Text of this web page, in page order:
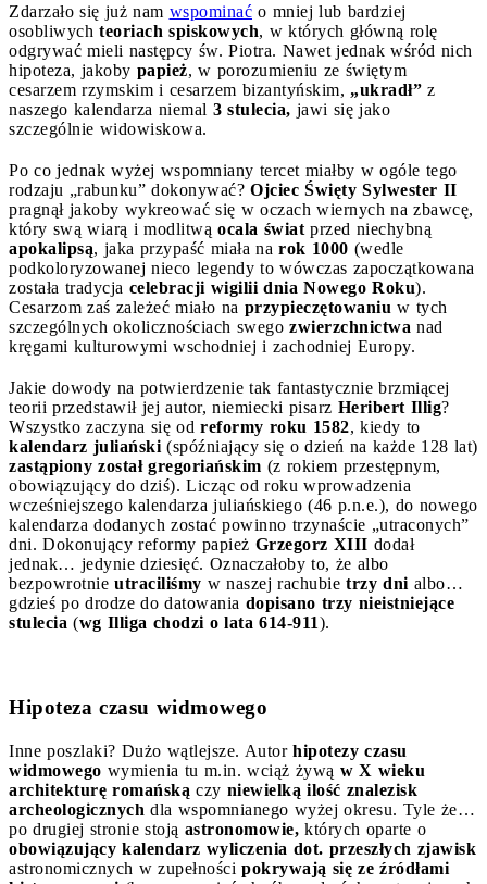
Zdarzało się już nam wspominać o mniej lub bardziej
osobliwych teoriach spiskowych, w których główną rolę
odgrywać mieli następcy św. Piotra. Nawet jednak wśród nich
hipoteza, jakoby papież, w porozumieniu ze świętym
cesarzem rzymskim i cesarzem bizantyńskim, „ukradł” z
naszego kalendarza niemal 3 stulecia, jawi się jako
szczególnie widowiskowa.
Po co jednak wyżej wspomniany tercet miałby w ogóle tego
rodzaju „rabunku” dokonywać? Ojciec Święty Sylwester II
pragnął jakoby wykreować się w oczach wiernych na zbawcę,
który swą wiarą i modlitwą ocala świat przed niechybną
apokalipsą, jaka przypaść miała na rok 1000 (wedle
podkoloryzowanej nieco legendy to wówczas zapoczątkowana
została tradycja celebracji wigilii dnia Nowego Roku).
Cesarzom zaś zależeć miało na przypieczętowaniu w tych
szczególnych okolicznościach swego zwierzchnictwa nad
kręgami kulturowymi wschodniej i zachodniej Europy.
Jakie dowody na potwierdzenie tak fantastycznie brzmiącej
teorii przedstawił jej autor, niemiecki pisarz Heribert Illig?
Wszystko zaczyna się od reformy roku 1582, kiedy to
kalendarz juliański (spóźniający się o dzień na każde 128 lat)
zastąpiony został gregoriańskim (z rokiem przestępnym,
obowiązujący do dziś). Licząc od roku wprowadzenia
wcześniejszego kalendarza juliańskiego (46 p.n.e.), do nowego
kalendarza dodanych zostać powinno trzynaście „utraconych”
dni. Dokonujący reformy papież Grzegorz XIII dodał
jednak… jedynie dziesięć. Oznaczałoby to, że albo
bezpowrotnie utraciliśmy w naszej rachubie trzy dni albo…
gdzieś po drodze do datowania dopisano trzy nieistniejące
stulecia (wg Illiga chodzi o lata 614-911).
Hipoteza czasu widmowego
Inne poszlaki? Dużo wątlejsze. Autor hipotezy czasu
widmowego wymienia tu m.in. wciąż żywą w X wieku
architekturę romańską czy niewielką ilość znalezisk
archeologicznych dla wspomnianego wyżej okresu. Tyle że…
po drugiej stronie stoją astronomowie, których oparte o
obowiązujący kalendarz wyliczenia dot. przeszłych zjawisk
astronomicznych w zupełności pokrywają się ze źródłami